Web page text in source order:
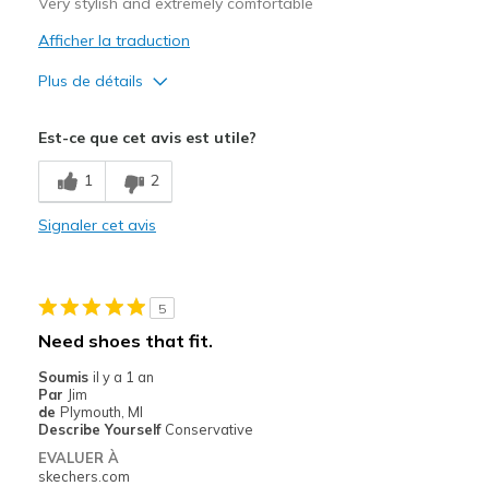
Afficher la traduction
Plus de détails
Breathe Well
Comfortable
Stylish
Les meilleures utilisations
Casual Wear
View On Shoes
Est-ce que cet avis est utile?
1 2
Signaler cet avis
5
Need shoes that fit.
Soumis il y a 1 an
Par Jim
de Plymouth, MI
Describe Yourself Conservative
EVALUER À
skechers.com